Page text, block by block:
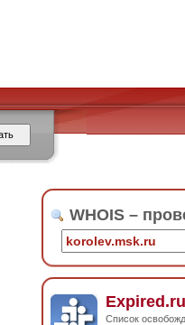
WHOIS –
Expired.ru
Список